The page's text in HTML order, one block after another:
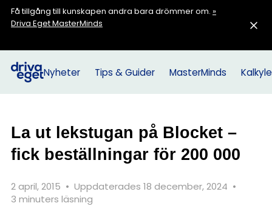
Få tillgång till kunskapen andra bara drömmer om. »
Driva Eget MasterMinds
Nyheter Tips & Guider MasterMinds
La ut lekstugan på Blocket –
fick beställningar för 200 000
2 april, 2015 • Uppdaterades 18 december, 2024 •
3 minuters läsning